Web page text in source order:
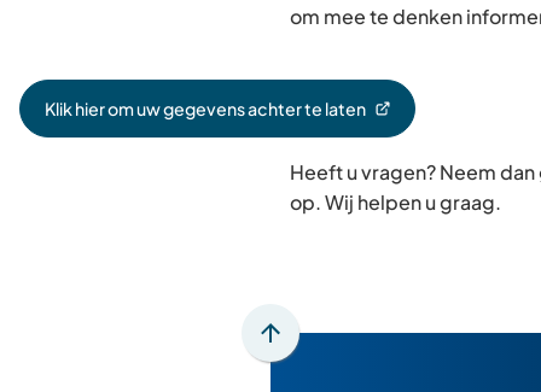
om mee te denken
Klik hier om uw gegevens achter te laten
(Verwijst
Heeft u vragen? Neem
op. Wij helpen u graag.
Scroll